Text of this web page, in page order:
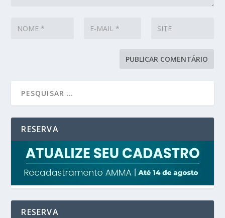
RESERVA
RESERVA